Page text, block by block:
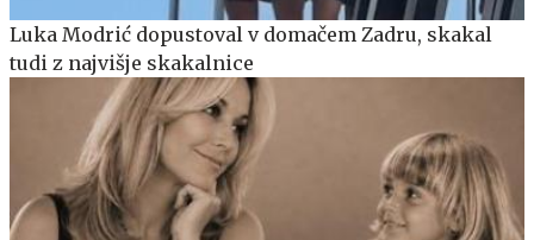
Luka Modrić dopustoval v domačem Zadru, skakal
tudi z najvišje skakalnice